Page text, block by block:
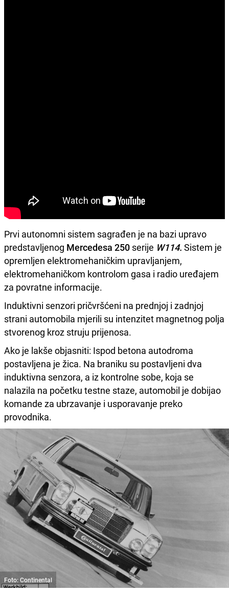
Prvi autonomni sistem sagrađen je na bazi upravo
predstavljenog Mercedesa 250 serije W114. Sistem je
opremljen elektromehaničkim upravljanjem,
elektromehaničkom kontrolom gasa i radio uređajem
za povratne informacije.
Induktivni senzori pričvršćeni na prednjoj i zadnjoj
strani automobila mjerili su intenzitet magnetnog polja
stvorenog kroz struju prijenosa.
Ako je lakše objasniti: Ispod betona autodroma
postavljena je žica. Na braniku su postavljeni dva
induktivna senzora, a iz kontrolne sobe, koja se
nalazila na početku testne staze, automobil je dobijao
komande za ubrzavanje i usporavanje preko
provodnika.
Foto: Continental